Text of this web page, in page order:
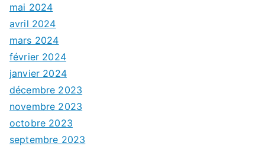
mai 2024
avril 2024
mars 2024
février 2024
janvier 2024
décembre 2023
novembre 2023
octobre 2023
septembre 2023